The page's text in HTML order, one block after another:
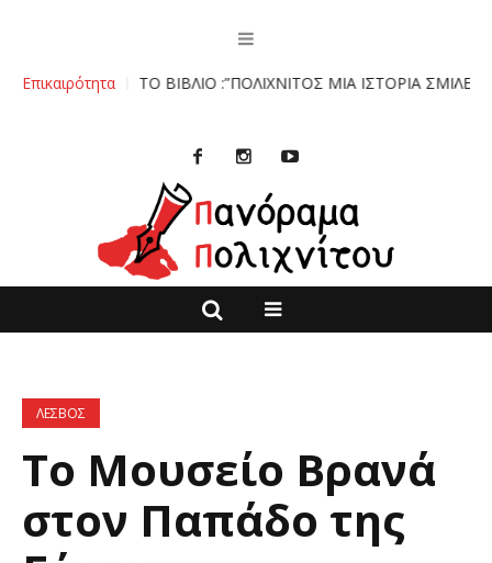
ΕπικαιρότηταΤΟ ΒΙΒΛΙΟ :”ΠΟΛΙΧΝΙΤΟΣ ΜΙΑ ΙΣΤΟΡΙΑ ΣΜΙΛΕΜΕΝΗ
ΛΕΣΒΟΣ
Το Μουσείο Βρανά
στον Παπάδο της